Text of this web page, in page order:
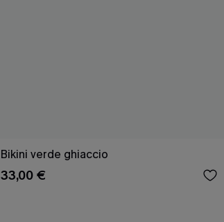
Bikini verde ghiaccio
33,00 €